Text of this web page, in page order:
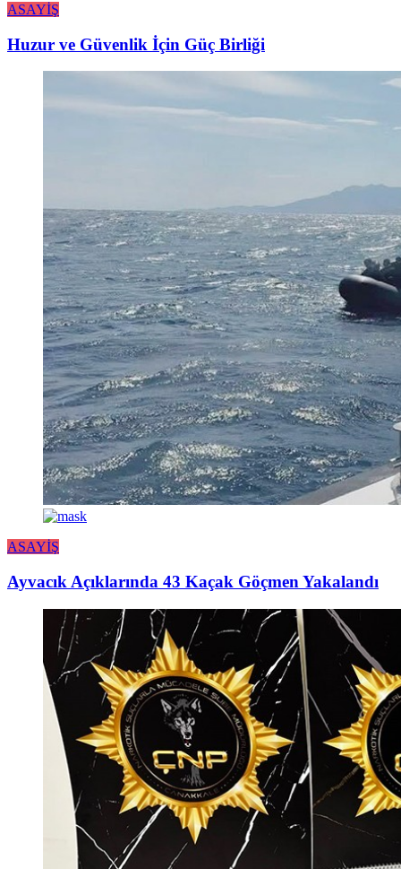
ASAYİŞ
Huzur ve Güvenlik İçin Güç Birliği
ASAYİŞ
Ayvacık Açıklarında 43 Kaçak Göçmen Yakalandı